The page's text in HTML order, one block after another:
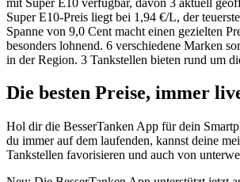
Super E10-Preis liegt bei 1,94 €/L, der
Spanne von 9,0 Cent macht einen gezielten
besonders lohnend. 6 verschiedene Marken
in der Region. 3 Tankstellen bieten rund um
Die besten Preise, immer
Hol dir die BesserTanken App für dein
du immer auf dem laufenden, kannst deine
Tankstellen favorisieren und auch von